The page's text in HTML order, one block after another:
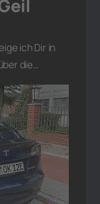
ich Dir in
die…